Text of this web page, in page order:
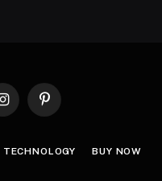
InstagramPinterest
TECHNOLOGY BUY NOW